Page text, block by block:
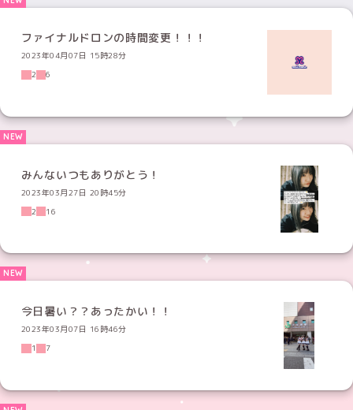
ファイナルドロンの時間変更！！！
2023年04月07日 15時28分
2
6
みんないつもありがとう！
2023年03月27日 20時45分
2
16
今日暑い？？あったかい！！
2023年03月07日 16時46分
1
7